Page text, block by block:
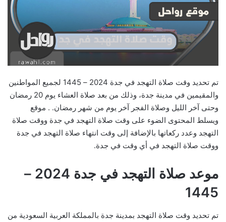
تم تحديد وقت صلاة التهجد في جدة 2024 – 1445 لجميع المواطنين
والمقيمين في مدينة جدة، وذلك من بعد صلاة العشاء يوم 20 رمضان
وحتى آخر الليل وصلاة الفجر آخر يوم من شهر رمضان. . موقع
ويسلط المحتوى الضوء على وقت صلاة التهجد في جدة ووقت صلاة
التهجد وعدد ركعاتها بالإضافة إلى وقت انتهاء صلاة التهجد في جدة
ووقت صلاة التهجد في أي وقت في جدة.
موعد صلاة التهجد في جدة 2024 –
1445
تم تحديد وقت صلاة التهجد بمدينة جدة بالمملكة العربية السعودية من